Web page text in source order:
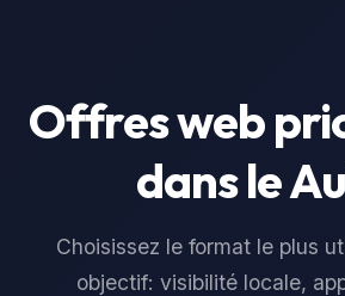
Offres web
dans le
Choisissez le format le plus
objectif: visibilité locale,